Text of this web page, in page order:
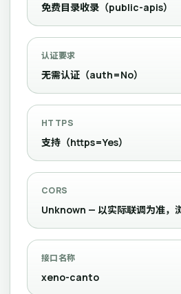
免费目录收录（public-apis）
认证要求
无需认证（auth=No）
HTTPS
支持（https=Yes）
CORS
Unknown — 以实际联调为准，
接口名称
xeno-canto